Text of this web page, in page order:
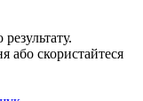
або скористайтеся